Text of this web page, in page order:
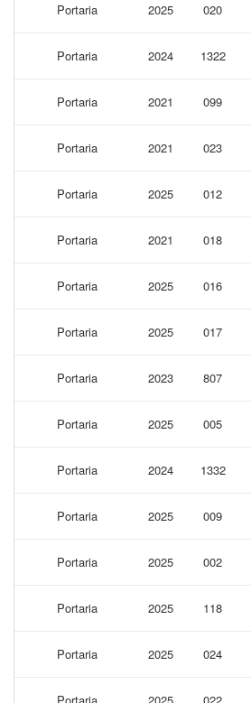
Portaria 2025 020
Portaria 2024 1322
Portaria 2021 099
Portaria 2021 023
Portaria 2025 012
Portaria 2021 018
Portaria 2025 016
Portaria 2025 017
Portaria 2023 807
Portaria 2025 005
Portaria 2024 1332
Portaria 2025 009
Portaria 2025 002
Portaria 2025 118
Portaria 2025 024